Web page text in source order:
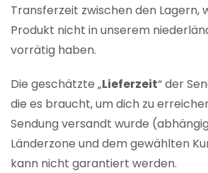
Transferzeit zwischen den Lagern,
Produkt nicht in unserem
vorrätig haben.
Die geschätzte „Lieferzeit“ der
die es braucht, um dich zu
Sendung versandt wurde
Länderzone und dem gewählten
kann nicht garantiert werden.